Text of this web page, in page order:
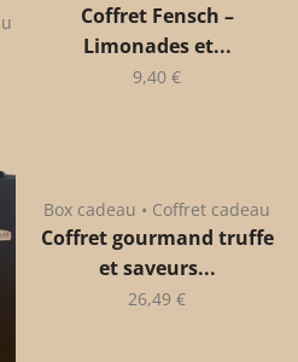
Coffret Fensch –
Limonades et...
9,40 €
Box cadeau • Coffret cadeau
Coffret gourmand truffe
et saveurs...
26,49 €